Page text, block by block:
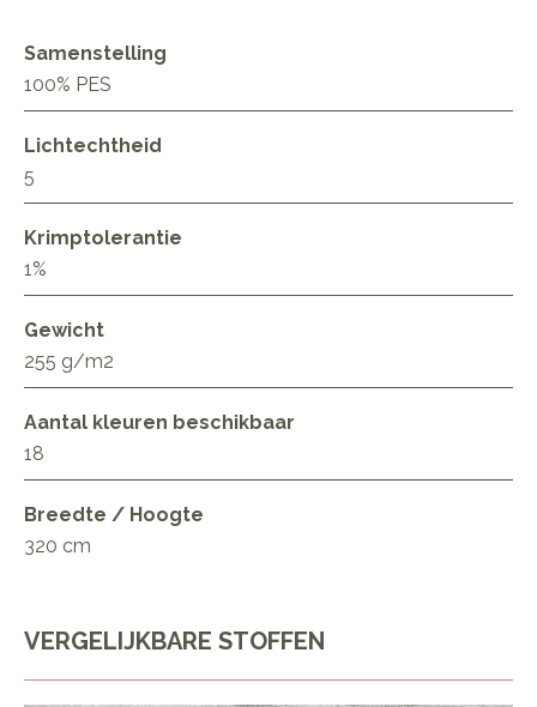
Samenstelling
100% PES
Lichtechtheid
5
Krimptolerantie
1%
Gewicht
255 g/m2
Aantal kleuren beschikbaar
18
Breedte / Hoogte
320 cm
VERGELIJKBARE STOFFEN